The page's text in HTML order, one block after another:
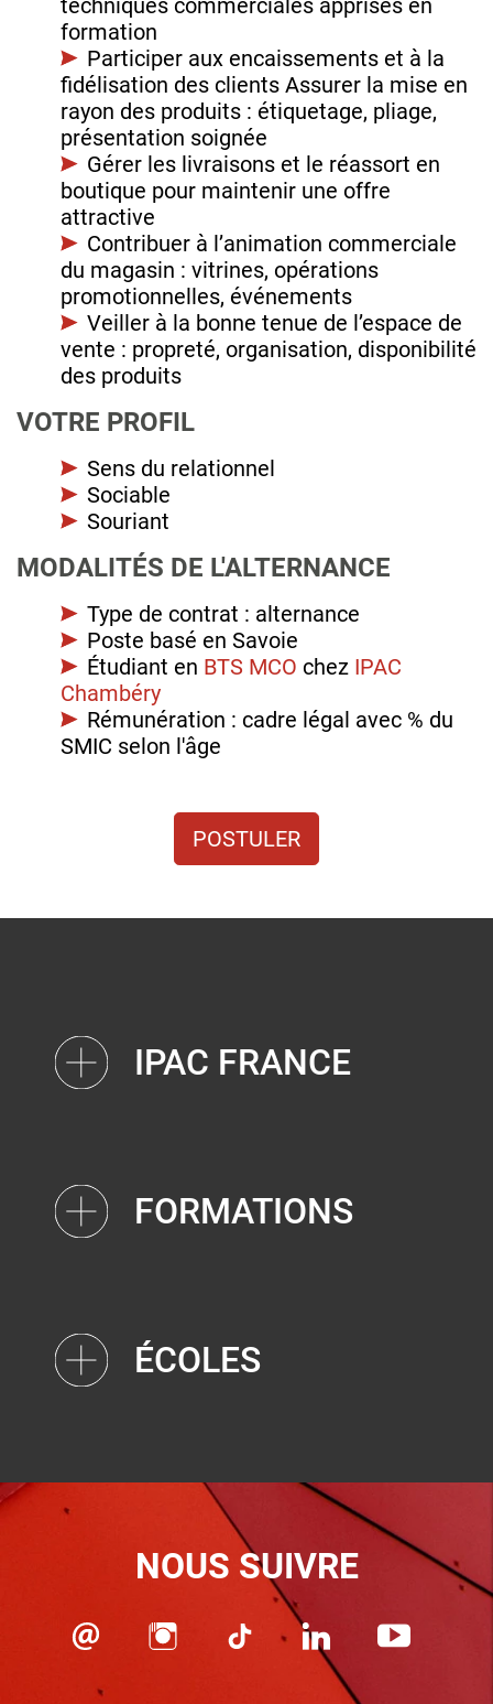
formation
Participer aux encaissements et à la
fidélisation des clients Assurer la mise en
rayon des produits : étiquetage, pliage,
présentation soignée
Gérer les livraisons et le réassort en
boutique pour maintenir une offre
attractive
Contribuer à l’animation commerciale
du magasin : vitrines, opérations
promotionnelles, événements
Veiller à la bonne tenue de l’espace de
vente : propreté, organisation, disponibilité
des produits
VOTRE PROFIL
Sens du relationnel
Sociable
Souriant
MODALITÉS DE L'ALTERNANCE
Type de contrat : alternance
Poste basé en Savoie
Étudiant en BTS MCO chez IPAC
Chambéry
Rémunération : cadre légal avec % du
SMIC selon l'âge
POSTULER
IPAC FRANCE
FORMATIONS
ÉCOLES
NOUS SUIVRE